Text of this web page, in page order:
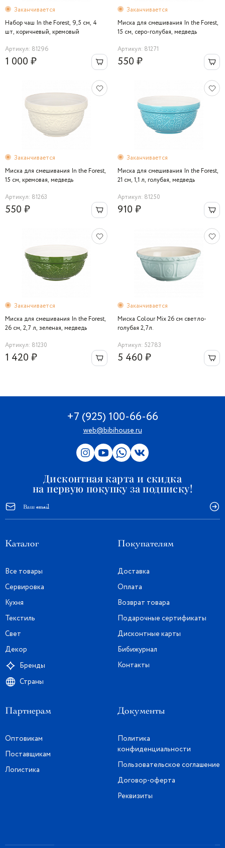
Заканчивается
Набор чаш In the Forest, 9,5 см, 4
шт, коричневый, кремовый
Артикул: 81296
1 000 ₽
Заканчивается
Миска для смешивания In the Forest,
15 см, серо-голубая, медведь
Артикул: 81271
550 ₽
Заканчивается
Миска для смешивания In the Forest,
15 см, кремовая, медведь
Артикул: 81263
550 ₽
Заканчивается
Миска для смешивания In the Forest,
21 см, 1,1 л, голубая, медведь
Артикул: 81250
910 ₽
Заканчивается
Миска для смешивания In the Forest,
26 см, 2,7 л, зеленая, медведь
Артикул: 81230
1 420 ₽
Заканчивается
Миска Colour Mix 26 см светло-
голубая 2,7л.
Артикул: 52783
5 460 ₽
+7 (925) 100-66-66
web@bibihouse.ru
Дисконтная карта и скидка
на первую покупку за подписку!
Каталог
Все товары
Сервировка
Кухня
Текстиль
Свет
Декор
Бренды
Страны
Покупателям
Доставка
Оплата
Возврат товара
Подарочные сертификаты
Дисконтные карты
Бибижурнал
Контакты
Партнерам
Оптовикам
Поставщикам
Логистика
Документы
Политика
конфиденциальности
Пользовательское соглашение
Договор-оферта
Реквизиты